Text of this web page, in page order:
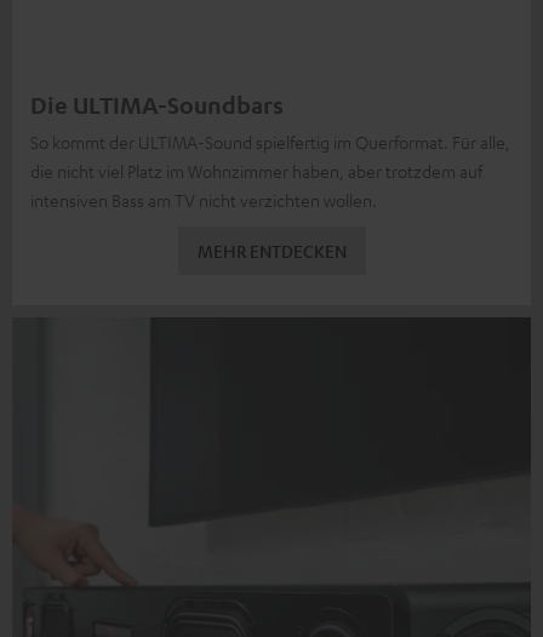
Die ULTIMA-Soundbars
So kommt der ULTIMA-Sound spielfertig im Querformat. Für alle,
die nicht viel Platz im Wohnzimmer haben, aber trotzdem auf
intensiven Bass am TV nicht verzichten wollen.
MEHR ENTDECKEN